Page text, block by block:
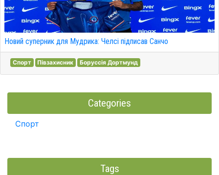
Новий суперник для Мудрика: Челсі підписав Санчо
Спорт Півзахисник Боруссія Дортмунд
Categories
Спорт
Tags